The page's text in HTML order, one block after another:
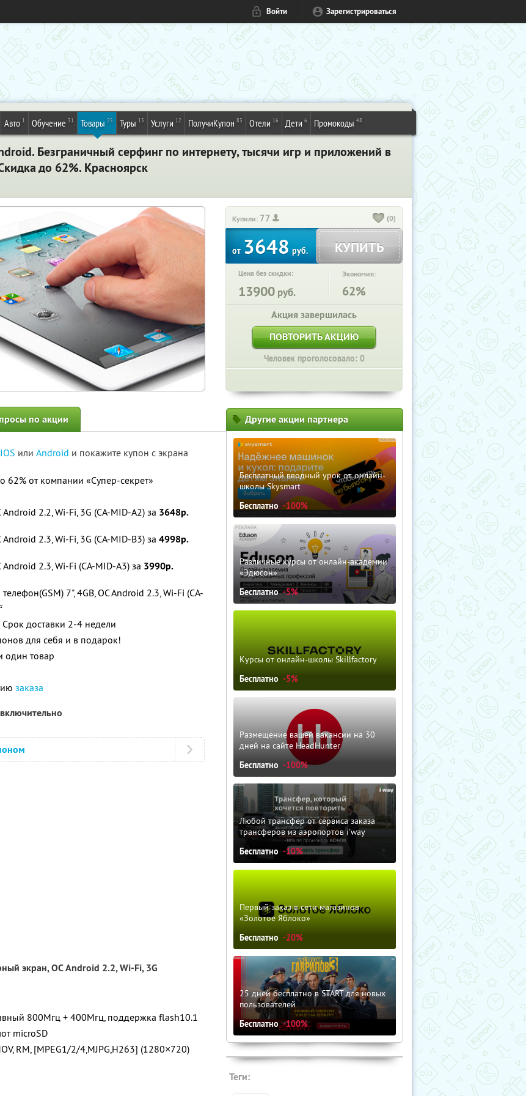
Войти Зарегистрироваться
Авто 1 Обучение 31 Товары 25 Туры 13 Услуги 12 ПолучиКупон 83 Отели 16 Дети 6 Промокоды 48
Безграничный серфинг по интернету, тысячи игр и приложений в
до 62%. Красноярск
Купили: 77 (0)
от 3648 руб. КУПИТЬ
Цена без скидки:
13900 руб.
Экономия:
62%
Акция завершилась
ПОВТОРИТЬ АКЦИЮ
Человек проголосовало: 0
по акции
IOS или Android и покажите купон с экрана
от компании «Супер-секрет»
2.2, Wi-Fi, 3G (CA-MID-A2) за 3648р.
2.3, Wi-Fi, 3G (CA-MID-B3) за 4998р.
2.3, Wi-Fi (CA-MID-A3) за 3990р.
7", 4GB, OC Android 2.3, Wi-Fi (CA-
Срок доставки 2-4 недели
для себя и в подарок!
один товар
заказа
экран, ОС Android 2.2, Wi-Fi, 3G
800Мгц + 400Мгц, поддержка flash10.1
microSD
RM, [MPEG1/2/4,MJPG,H263] (1280×720)
Другие акции партнера
Бесплатный вводный урок от онлайн-
школы Skysmart
Бесплатно -100%
Различные курсы от онлайн-академии
«Эдюсон»
Бесплатно -5%
Курсы от онлайн-школы Skillfactory
Бесплатно -5%
Размещение вашей вакансии на 30
дней на сайте HeadHunter
Бесплатно -100%
Любой трансфер от сервиса заказа
трансферов из аэропортов i'way
Бесплатно -10%
Первый заказ в сети магазинов
«Золотое Яблоко»
Бесплатно -20%
25 дней бесплатно в START для новых
пользователей
Бесплатно -100%
Теги: